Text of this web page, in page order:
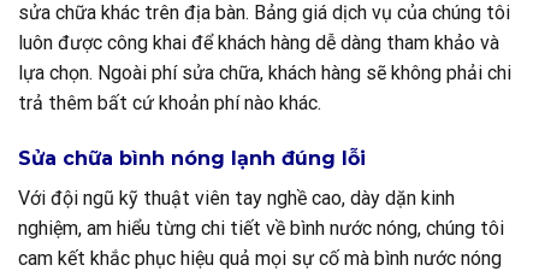
sửa chữa khác trên địa bàn. Bảng giá dịch vụ của chúng tôi
luôn được công khai để khách hàng dễ dàng tham khảo và
lựa chọn. Ngoài phí sửa chữa, khách hàng sẽ không phải chi
trả thêm bất cứ khoản phí nào khác.
Sửa chữa bình nóng lạnh đúng lỗi
Với đội ngũ kỹ thuật viên tay nghề cao, dày dặn kinh
nghiệm, am hiểu từng chi tiết về bình nước nóng, chúng tôi
cam kết khắc phục hiệu quả mọi sự cố mà bình nước nóng